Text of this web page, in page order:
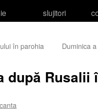
slujitori
în parohia
Duminica
după Rusalii
canta